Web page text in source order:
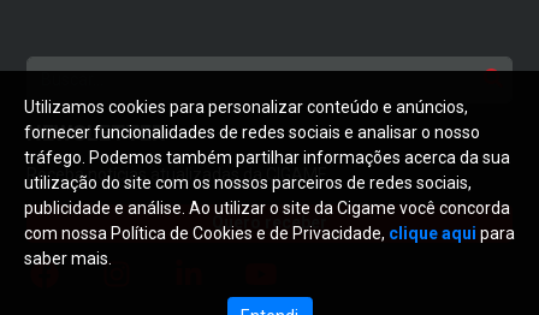
NEWSLETTER
Receba notícias atualizadas da CIGAME
Quero receber
Utilizamos cookies para personalizar conteúdo e anúncios,
fornecer funcionalidades de redes sociais e analisar o nosso
tráfego. Podemos também partilhar informações acerca da sua
utilização do site com os nossos parceiros de redes sociais,
publicidade e análise. Ao utilizar o site da Cigame você concorda
com nossa Política de Cookies e de Privacidade, clique aqui para
saber mais.